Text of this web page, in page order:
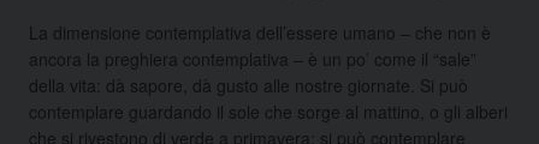
La dimensione contemplativa dell’essere umano – che non è
ancora la preghiera contemplativa – è un po’ come il “sale”
della vita: dà sapore, dà gusto alle nostre giornate. Si può
contemplare guardando il sole che sorge al mattino, o gli alberi
che si rivestono di verde a primavera; si può contemplare